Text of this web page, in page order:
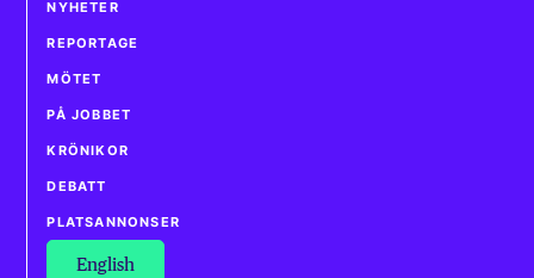
NYHETER
REPORTAGE
MÖTET
PÅ JOBBET
KRÖNIKOR
DEBATT
PLATSANNONSER
English